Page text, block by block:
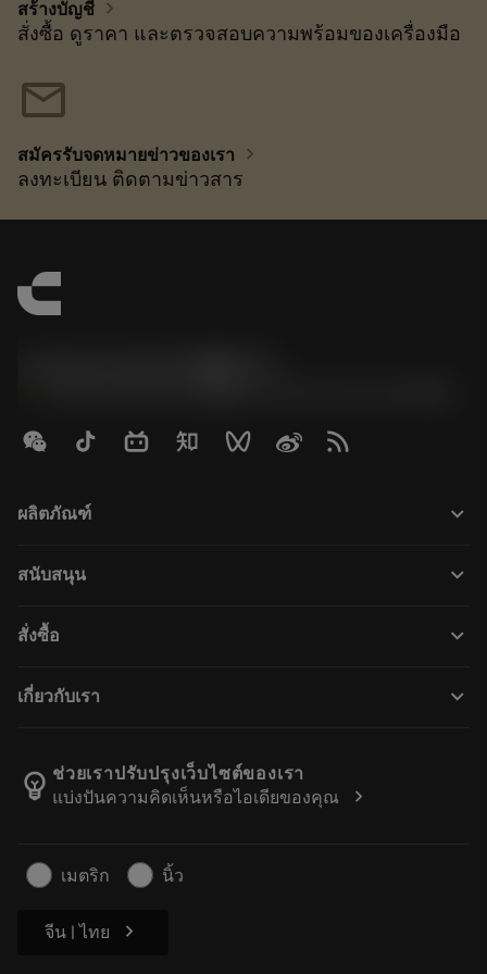
สร้างบัญชี chevron_right
สั่งซื้อ ดูราคา และตรวจสอบความพร้อมของเครื่องมือ
mail
สมัครรับจดหมายข่าวของเรา chevron_right
ลงทะเบียน ติดตามข่าวสาร
ผลิตภัณฑ์ keyboard_arrow_down
ซอฟต์แวร์ทั้งหมด
การรีไซเคิล
Tailor Made
สนับสนุน keyboard_arrow_down
ผู้จัดจำหน่ายและผู้เชี่ยวชาญ
คู่มือและบทช่วยสอน
สั่งซื้อ keyboard_arrow_down
สั่งซื้อ
ติดตามคำสั่งซื้อของคุณ
ทำใบเสนอราคา
เกี่ยวกับเรา keyboard_arrow_down
Manufacturing Wellness
อาชีพ
บทความ
สำหรับสื่อมวลชน
emoji_objects ช่วยเราปรับปรุงเว็บไซต์ของเรา
แบ่งปันความคิดเห็นหรือไอเดียของคุณ
chevron_right
เมตริก นิ้ว
จีน | ไทย chevron_right